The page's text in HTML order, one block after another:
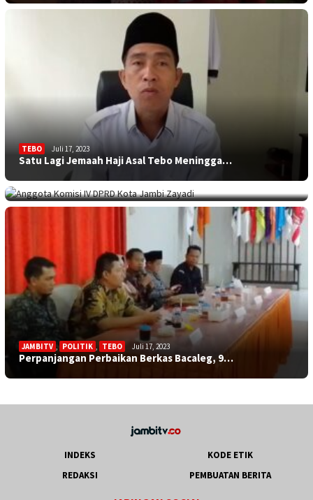
TEBO Juli 17, 2023
Satu Lagi Jemaah Haji Asal Tebo Meningga…
KOTA JAMBI
Sekolah Minim Siswa, Dewan: Diknas Harus…
JAMBITV , POLITIK TEBO Juli 17, 2023
Perpanjangan Perbaikan Berkas Bacaleg, 9…
INDEKS
KODE ETIK
REDAKSI
PEMBUATAN BERITA